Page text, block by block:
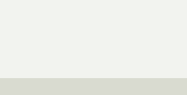
dolabının en değerli parçası olarak kalacak,